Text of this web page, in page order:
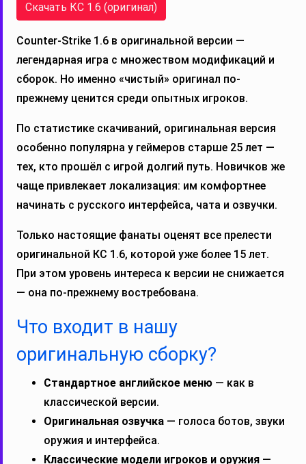
Скачать КС 1.6 (оригинал)
Counter-Strike 1.6 в оригинальной версии —
легендарная игра с множеством модификаций и
сборок. Но именно «чистый» оригинал по-
прежнему ценится среди опытных игроков.
По статистике скачиваний, оригинальная версия
особенно популярна у геймеров старше 25 лет —
тех, кто прошёл с игрой долгий путь. Новичков же
чаще привлекает локализация: им комфортнее
начинать с русского интерфейса, чата и озвучки.
Только настоящие фанаты оценят все прелести
оригинальной КС 1.6, которой уже более 15 лет.
При этом уровень интереса к версии не снижается
— она по-прежнему востребована.
Что входит в нашу
оригинальную сборку?
Стандартное английское меню — как в
классической версии.
Оригинальная озвучка — голоса ботов, звуки
оружия и интерфейса.
Классические модели игроков и оружия —